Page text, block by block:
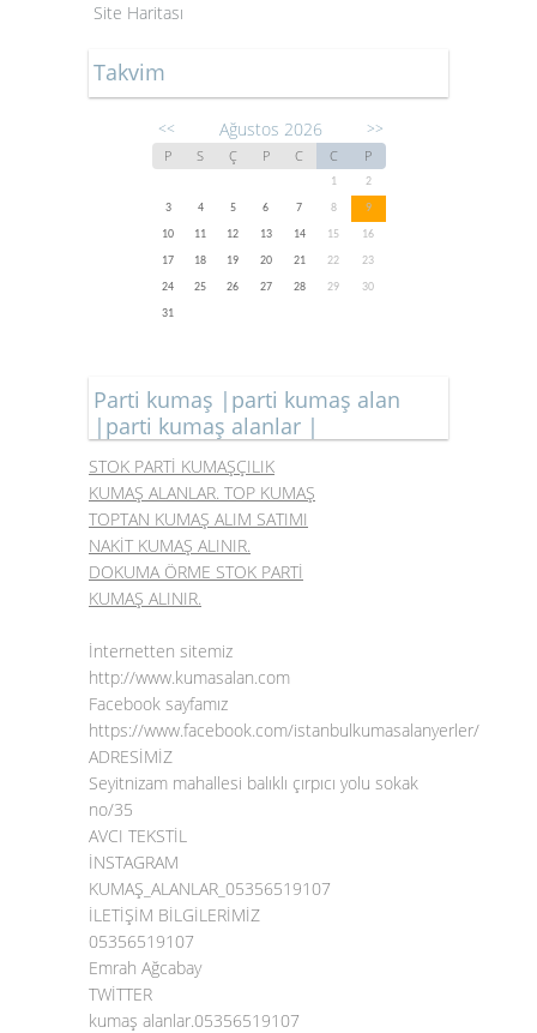
Site Haritası
Takvim
<< Ağustos 2026 >>
P S Ç P C C P
1
2
3
4 5 6 7 8
9
10
11 12 13 14 15
16
17
18 19 20 21 22
23
24
25 26 27 28 29
30
31
Parti kumaş |parti kumaş alan
|parti kumaş alanlar |
STOK PARTİ KUMAŞÇILIK
KUMAŞ ALANLAR. TOP KUMAŞ
TOPTAN KUMAŞ ALIM SATIMI
NAKİT KUMAŞ ALINIR.
DOKUMA ÖRME STOK PARTİ
KUMAŞ ALINIR.
İnternetten sitemiz
http://www.kumasalan.com
Facebook sayfamız
https://www.facebook.com/istanbulkumasalanyerler/
ADRESİMİZ
Seyitnizam mahallesi balıklı çırpıcı yolu sokak
no/35
AVCI TEKSTİL
İNSTAGRAM
KUMAŞ_ALANLAR_05356519107
İLETİŞİM BİLGİLERİMİZ
05356519107
Emrah Ağcabay
TWİTTER
kumaş alanlar.05356519107